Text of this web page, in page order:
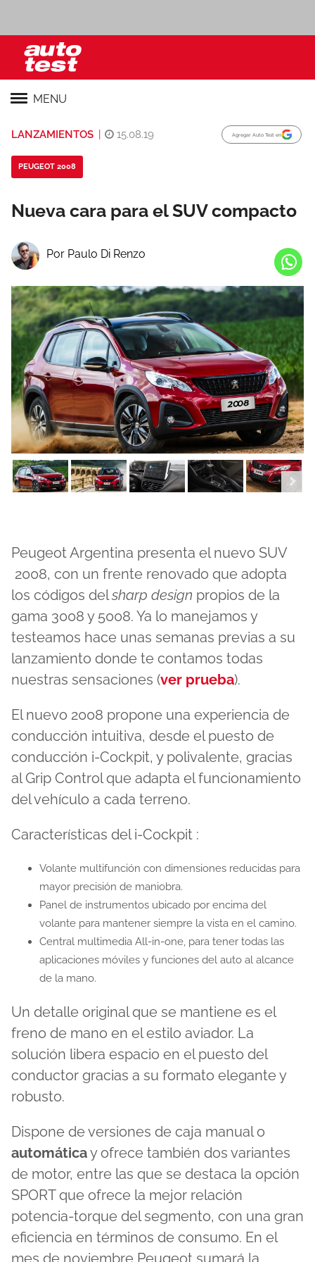
MENU
LANZAMIENTOS 15.08.19 Agregar Auto Test en
PEUGEOT 2008
Nueva cara para el SUV compacto
Por Paulo Di Renzo
Peugeot Argentina presenta el nuevo SUV
2008, con un frente renovado que adopta
los códigos delsharp design propios de la
gama 3008 y 5008. Ya lo manejamos y
testeamos hace unas semanas previas a su
lanzamiento donde te contamos todas
nuestras sensaciones (ver prueba).
El nuevo 2008 propone una experiencia de
conducción intuitiva, desde el puesto de
conducción i-Cockpit, y polivalente, gracias
al Grip Control que adapta el funcionamiento
del vehículo a cada terreno.
Características del i-Cockpit :
Volante multifunción con dimensiones reducidas para
mayor precisión de maniobra.
Panel de instrumentos ubicado por encima del
volante para mantener siempre la vista en el camino.
Central multimedia All-in-one, para tener todas las
aplicaciones móviles y funciones del auto al alcance
de la mano.
Un detalle original que se mantiene es el
freno de mano en el estilo aviador. La
solución libera espacio en el puesto del
conductor gracias a su formato elegante y
robusto.
Dispone de versiones de caja manual o
automáticay ofrece también dos variantes
de motor, entre las que se destaca la opción
SPORT que ofrece la mejor relación
potencia-torque del segmento, con una gran
eficiencia en términos de consumo. En el
mes de noviembre Peugeot sumará la